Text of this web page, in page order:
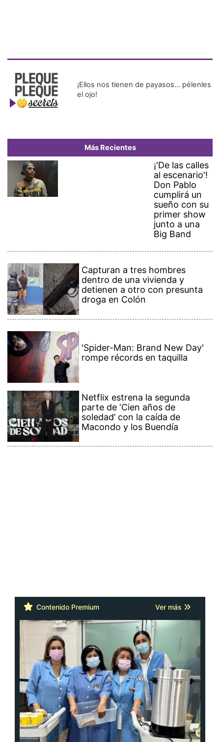
¡Ellos nos tienen de payasos… pélenles
el ojo!
Más Recientes
¡'De las calles
al escenario'!
Don Pablo
cumplirá un
sueño con su
primer show
junto a una
Big Band
Capturan a tres hombres
dentro de una vivienda y
detienen a otro con presunta
droga en Colón
'Spider-Man: Brand New Day'
rompe récords en taquilla
Netflix estrena la segunda
parte de ‘Cien años de
soledad’ con la caída de
Macondo y los Buendía
Contenido Premium Ver más